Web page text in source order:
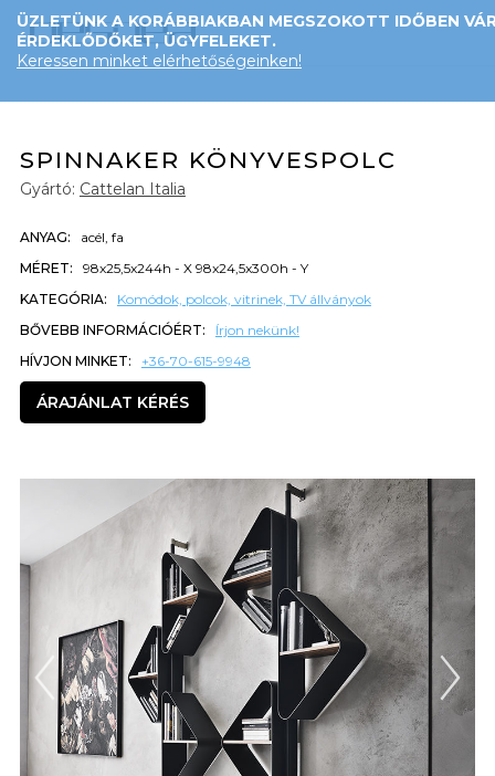
ÜZLETÜNK A KORÁBBIAKBAN MEGSZOKOTT IDŐBEN
ÉRDEKLŐDŐKET, ÜGYFELEKET.
Keressen minket elérhetőségeinken!
SPINNAKER KÖNYVESPOLC
Gyártó: Cattelan Italia
ANYAG:
acél, fa
MÉRET:
98x25,5x244h - X 98x24,5x300h - Y
KATEGÓRIA:
Komódok, polcok, vitrinek, TV állványok
BŐVEBB INFORMÁCIÓÉRT:
Írjon nekünk!
HÍVJON MINKET:
+36-70-615-9948
ÁRAJÁNLAT KÉRÉS